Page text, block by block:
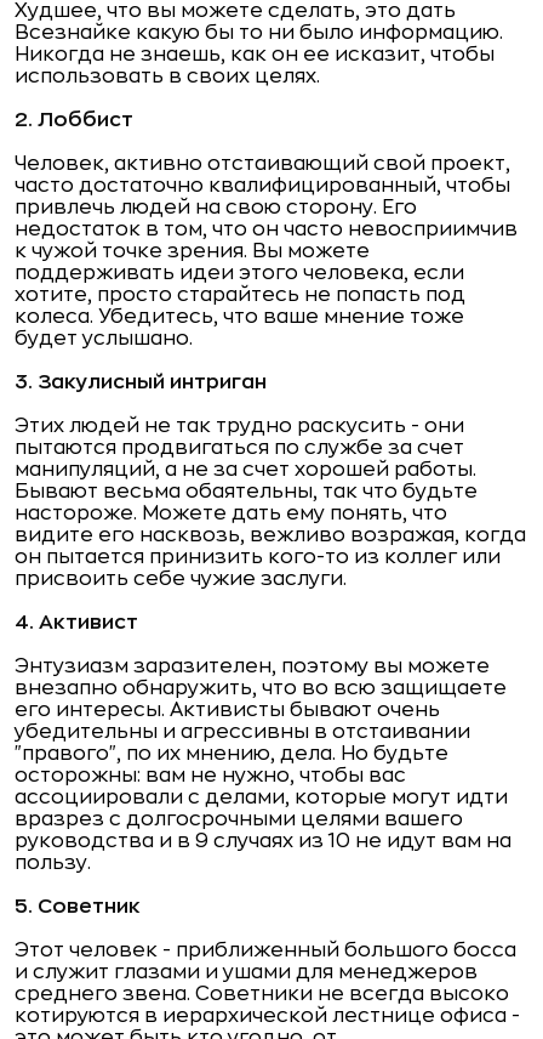
Худшее, что вы можете сделать, это дать
Всезнайке какую бы то ни было информацию.
Никогда не знаешь, как он ее исказит, чтобы
использовать в своих целях.
2. Лоббист
Человек, активно отстаивающий свой проект,
часто достаточно квалифицированный, чтобы
привлечь людей на свою сторону. Его
недостаток в том, что он часто невосприимчив
к чужой точке зрения. Вы можете
поддерживать идеи этого человека, если
хотите, просто старайтесь не попасть под
колеса. Убедитесь, что ваше мнение тоже
будет услышано.
3. Закулисный интриган
Этих людей не так трудно раскусить - они
пытаются продвигаться по службе за счет
манипуляций, а не за счет хорошей работы.
Бывают весьма обаятельны, так что будьте
настороже. Можете дать ему понять, что
видите его насквозь, вежливо возражая, когда
он пытается принизить кого-то из коллег или
присвоить себе чужие заслуги.
4. Активист
Энтузиазм заразителен, поэтому вы можете
внезапно обнаружить, что во всю защищаете
его интересы. Активисты бывают очень
убедительны и агрессивны в отстаивании
"правого", по их мнению, дела. Но будьте
осторожны: вам не нужно, чтобы вас
ассоциировали с делами, которые могут идти
вразрез с долгосрочными целями вашего
руководства и в 9 случаях из 10 не идут вам на
пользу.
5. Советник
Этот человек - приближенный большого босса
и служит глазами и ушами для менеджеров
среднего звена. Советники не всегда высоко
котируются в иерархической лестнице офиса -